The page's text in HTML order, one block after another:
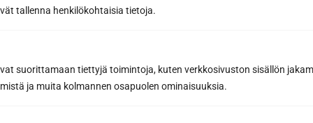
tallenna henkilökohtaisia tietoja.
suorittamaan tiettyjä toimintoja, kuten verkkosivuston sisällön
ja muita kolmannen osapuolen ominaisuuksia.